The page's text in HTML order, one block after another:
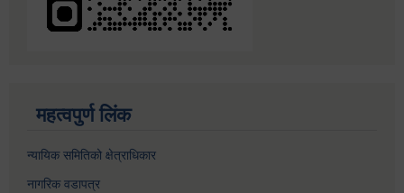
महत्वपुर्ण लिंक
न्यायिक समितिको क्षेत्राधिकार
नागरिक वडापत्र